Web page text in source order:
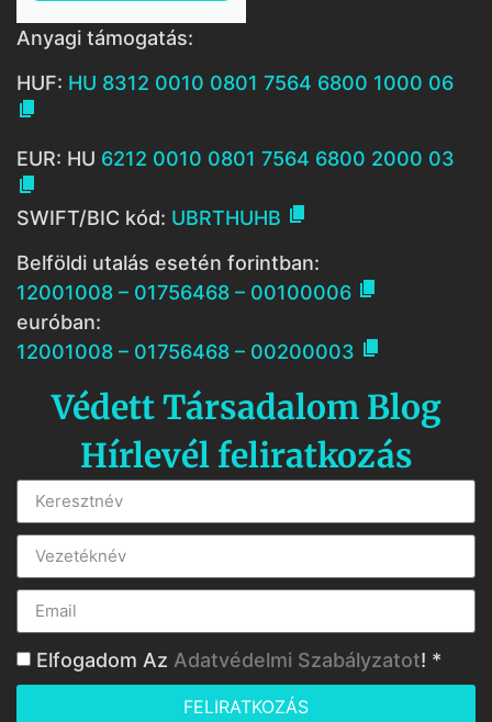
Anyagi támogatás:
HUF: HU 8312 0010 0801 7564 6800 1000 06

EUR: HU 6212 0010 0801 7564 6800 2000 03

SWIFT/BIC kód: UBRTHUHB 
Belföldi utalás esetén forintban:
12001008 – 01756468 – 00100006 
euróban:
12001008 – 01756468 – 00200003 
Védett Társadalom Blog
Hírlevél feliratkozás
Elfogadom Az Adatvédelmi Szabályzatot! *
FELIRATKOZÁS